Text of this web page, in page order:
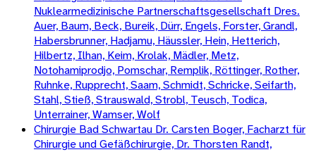
Nuklearmedizinische Partnerschaftsgesellschaft Dres.
Auer, Baum, Beck, Bureik, Dürr, Engels, Forster, Grandl,
Habersbrunner, Hadjamu, Häussler, Hein, Hetterich,
Hilbertz, Ilhan, Keim, Krolak, Mädler, Metz,
Notohamiprodjo, Pomschar, Remplik, Röttinger, Rother,
Ruhnke, Rupprecht, Saam, Schmidt, Schricke, Seifarth,
Stahl, Stieß, Strauswald, Strobl, Teusch, Todica,
Unterrainer, Wamser, Wolf
Chirurgie Bad Schwartau Dr. Carsten Boger, Facharzt für
Chirurgie und Gefäßchirurgie, Dr. Thorsten Randt,